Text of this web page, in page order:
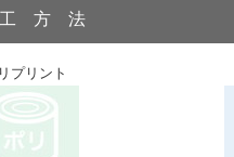
方 法
プリント